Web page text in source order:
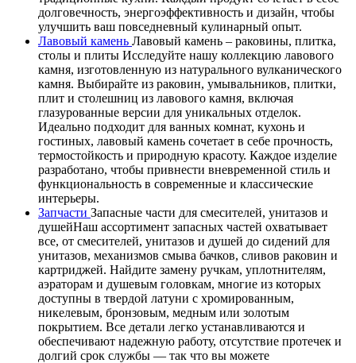
долговечность, энергоэффективность и дизайн, чтобы
улучшить ваш повседневный кулинарный опыт.
Лавовый камень Лавовый камень – раковины, плитка,
столы и плиты Исследуйте нашу коллекцию лавового
камня, изготовленную из натурального вулканического
камня. Выбирайте из раковин, умывальников, плитки,
плит и столешниц из лавового камня, включая
глазурованные версии для уникальных отделок.
Идеально подходит для ванных комнат, кухонь и
гостиных, лавовый камень сочетает в себе прочность,
термостойкость и природную красоту. Каждое изделие
разработано, чтобы привнести вневременной стиль и
функциональность в современные и классические
интерьеры.
Запчасти Запасные части для смесителей, унитазов и
душейНаш ассортимент запасных частей охватывает
все, от смесителей, унитазов и душей до сидений для
унитазов, механизмов смыва бачков, сливов раковин и
картриджей. Найдите замену ручкам, уплотнителям,
аэраторам и душевым головкам, многие из которых
доступны в твердой латуни с хромированным,
никелевым, бронзовым, медным или золотым
покрытием. Все детали легко устанавливаются и
обеспечивают надежную работу, отсутствие протечек и
долгий срок службы — так что вы можете